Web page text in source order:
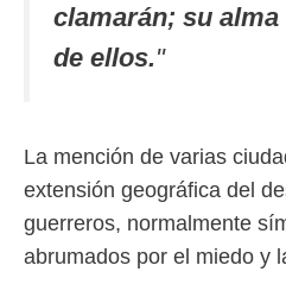
clamarán; su
de ellos."
La mención de varias
extensión geográfica del
guerreros, normalmente
abrumados por el miedo y